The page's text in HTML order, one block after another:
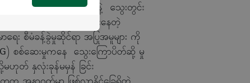
သွေးတွင်းကိုလက်စထရော နဲ့ သွေးတွင်း
ဒီစစ်ဆေးမှုတွေက ငုပ်လျှိုးနေတဲ့
ေး စီမံခန့်ခွဲမှုဆိုင်ရာ အပြုအမူများ ကို
စစ်ဆေးမှုကနေ သွေးကြောပိတ်ဆို့ မှု
သို့မဟုတ် နှလုံးခုန်မမှန် ခြင်း